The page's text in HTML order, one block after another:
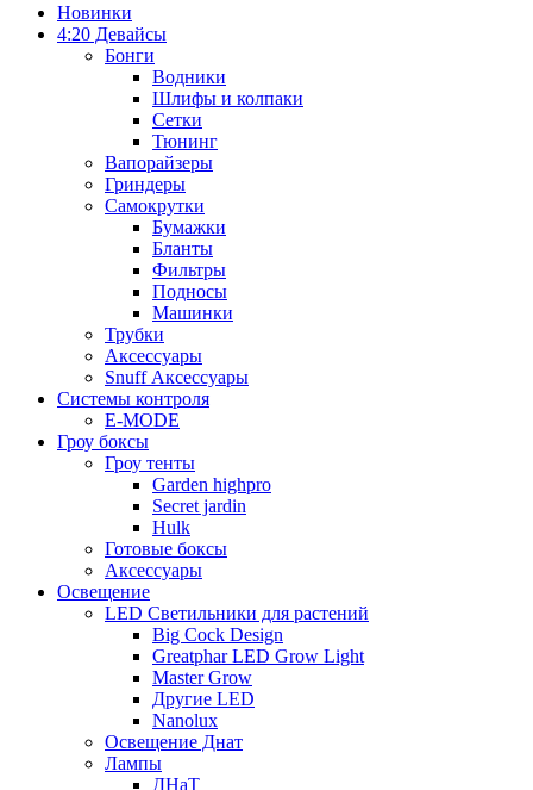
Новинки
4:20 Девайсы
Бонги
Водники
Шлифы и колпаки
Сетки
Тюнинг
Вапорайзеры
Гриндеры
Самокрутки
Бумажки
Бланты
Фильтры
Подносы
Машинки
Трубки
Аксессуары
Snuff Аксессуары
Системы контроля
E-MODE
Гроу боксы
Гроу тенты
Garden highpro
Secret jardin
Hulk
Готовые боксы
Аксессуары
Освещение
LED Светильники для растений
Big Cock Design
Greatphar LED Grow Light
Master Grow
Другие LED
Nanolux
Освещение Днат
Лампы
ДНаТ